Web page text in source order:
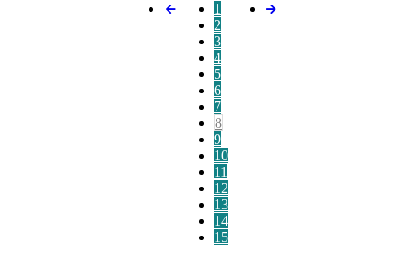
1
2
3
4
5
6
7
8
9
10
11
12
13
14
15